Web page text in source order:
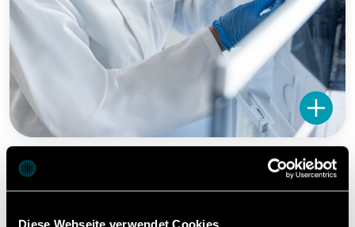
Diese Webseite verwendet Cookies